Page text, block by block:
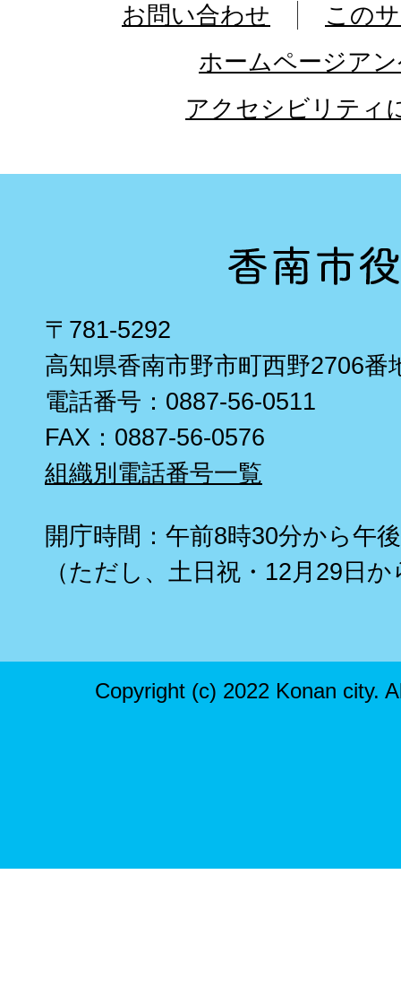
お問い合わせ
この
ホームページア
アクセシビリティ
〒781-5292
高知県香南市野市町西野2706番
電話番号：0887-56-0511
FAX：0887-56-0576
組織別電話番号一覧
開庁時間：午前8時30分から午
（ただし、土日祝・12月29日
Copyright (c) 2022 Konan city.